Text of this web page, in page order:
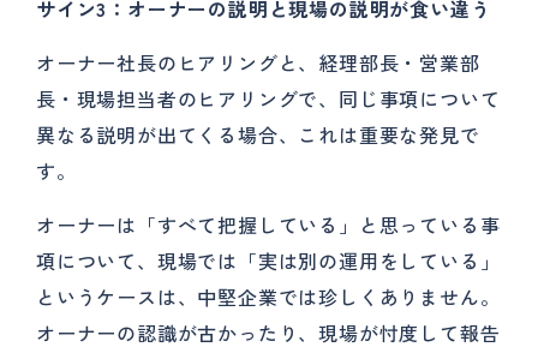
サイン3：オーナーの説明と現場の説明が食い違う
オーナー社長のヒアリングと、経理部長・営業部
長・現場担当者のヒアリングで、同じ事項について
異なる説明が出てくる場合、これは重要な発見で
す。
オーナーは「すべて把握している」と思っている事
項について、現場では「実は別の運用をしている」
というケースは、中堅企業では珍しくありません。
オーナーの認識が古かったり、現場が忖度して報告